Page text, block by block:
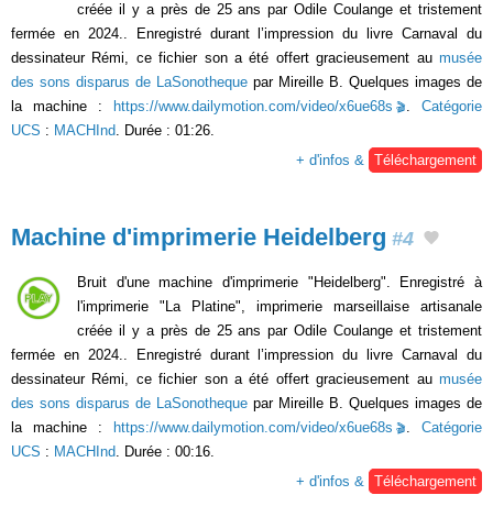
créée il y a près de 25 ans par Odile Coulange et tristement
fermée en 2024.. Enregistré durant l’impression du livre Carnaval du
dessinateur Rémi, ce fichier son a été offert gracieusement au musée
des sons disparus de LaSonotheque par Mireille B. Quelques images de
la machine :
https://www.dailymotion.com/video/x6ue68s . Catégorie
UCS : MACHInd. Durée : 01:26.
+ d'infos & Téléchargement
Machine d'imprimerie Heidelberg #4
Bruit d'une machine d'imprimerie "Heidelberg". Enregistré à
l'imprimerie "La Platine", imprimerie marseillaise artisanale
créée il y a près de 25 ans par Odile Coulange et tristement
fermée en 2024.. Enregistré durant l’impression du livre Carnaval du
dessinateur Rémi, ce fichier son a été offert gracieusement au musée
des sons disparus de LaSonotheque par Mireille B. Quelques images de
la machine :
https://www.dailymotion.com/video/x6ue68s
Catégorie
UCS : MACHInd . Durée : 00:16.
+ d'infos &
Téléchargement